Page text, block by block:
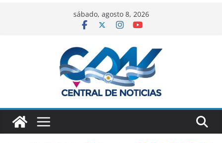
sábado, agosto 8, 2026